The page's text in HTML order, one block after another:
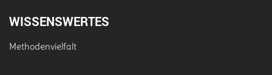
WISSENSWERTES
Methodenvielfalt